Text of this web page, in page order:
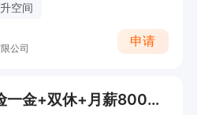
空间
公司
申请
银行驻店业务【五险一金+双休+月薪8000+】